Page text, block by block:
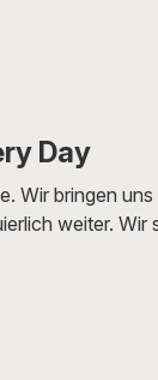
Day
Wir bringen
weiter. Wir